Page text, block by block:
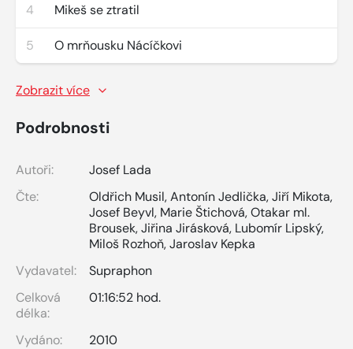
4 Mikeš se ztratil
5 O mrňousku Nácíčkovi
Zobrazit více
Podrobnosti
Autoři:
Josef Lada
Čte:
Oldřich Musil,Antonín Jedlička,Jiří Mikota,
Josef Beyvl, Marie Štichová,Otakar ml.
Brousek,Jiřina Jirásková, Lubomír Lipský,
Miloš Rozhoň,Jaroslav Kepka
Vydavatel:
Supraphon
Celková
délka:
01:16:52 hod.
Vydáno:
2010